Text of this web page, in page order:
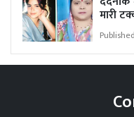
मारी